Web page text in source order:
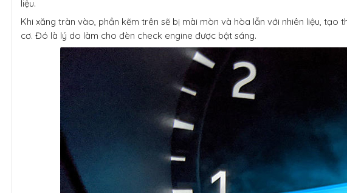
liệu.
Khi xăng tràn vào, phần kẽm trên sẽ bị mài mòn và hòa lẫn với nhiên liệu, tạo
cơ. Đó là lý do làm cho đèn check engine được bật sáng.